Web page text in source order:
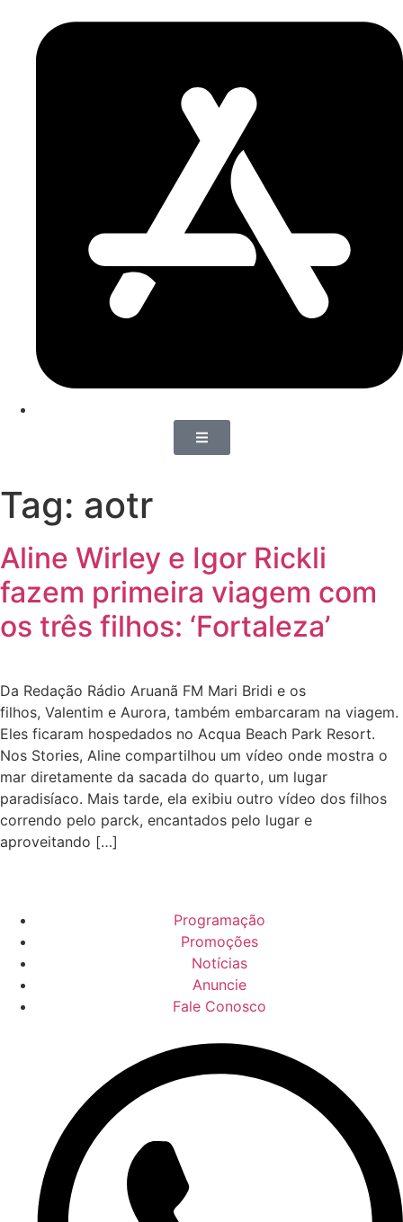
Tag: aotr
Aline Wirley e Igor Rickli
fazem primeira viagem com
os três filhos: ‘Fortaleza’
Da Redação Rádio Aruanã FM Mari Bridi e os
filhos, Valentim e Aurora, também embarcaram na viagem.
Eles ficaram hospedados no Acqua Beach Park Resort.
Nos Stories, Aline compartilhou um vídeo onde mostra o
mar diretamente da sacada do quarto, um lugar
paradisíaco. Mais tarde, ela exibiu outro vídeo dos filhos
correndo pelo parck, encantados pelo lugar e
aproveitando […]
Programação
Promoções
Notícias
Anuncie
Fale Conosco